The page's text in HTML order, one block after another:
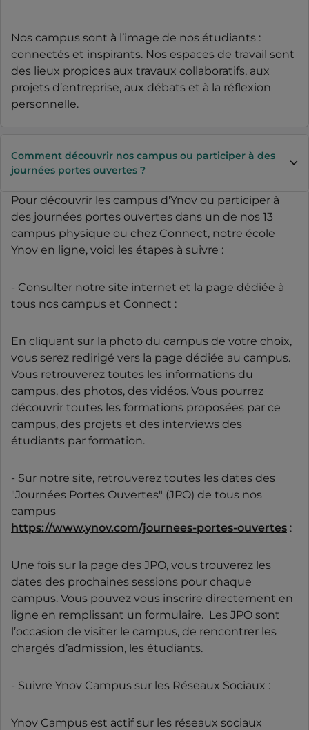
Nos campus sont à l’image de nos étudiants :
connectés et inspirants. Nos espaces de travail sont
des lieux propices aux travaux collaboratifs, aux
projets d’entreprise, aux débats et à la réflexion
personnelle.
Comment découvrir nos campus ou participer à des
journées portes ouvertes ?
Pour découvrir les campus d'Ynov ou participer à
des journées portes ouvertes dans un de nos 13
campus physique ou chez Connect, notre école
Ynov en ligne, voici les étapes à suivre :
- Consulter notre site internet et la page dédiée à
tous nos campus et Connect :
En cliquant sur la photo du campus de votre choix,
vous serez redirigé vers la page dédiée au campus.
Vous retrouverez toutes les informations du
campus, des photos, des vidéos. Vous pourrez
découvrir toutes les formations proposées par ce
campus, des projets et des interviews des
étudiants par formation.
- Sur notre site, retrouverez toutes les dates des
"Journées Portes Ouvertes" (JPO) de tous nos
campus
https://www.ynov.com/journees-portes-ouvertes :
Une fois sur la page des JPO, vous trouverez les
dates des prochaines sessions pour chaque
campus. Vous pouvez vous inscrire directement en
ligne en remplissant un formulaire. Les JPO sont
l’occasion de visiter le campus, de rencontrer les
chargés d’admission, les étudiants.
- Suivre Ynov Campus sur les Réseaux Sociaux :
Ynov Campus est actif sur les réseaux sociaux